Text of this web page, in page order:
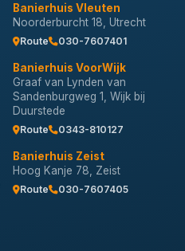
Banierhuis Vleuten
Noorderburcht 18, Utrecht
Route 030-7607401
Banierhuis VoorWijk
Graaf van Lynden van
Sandenburgweg 1, Wijk bij
Duurstede
Route 0343-810127
Banierhuis Zeist
Hoog Kanje 78, Zeist
Route 030-7607405